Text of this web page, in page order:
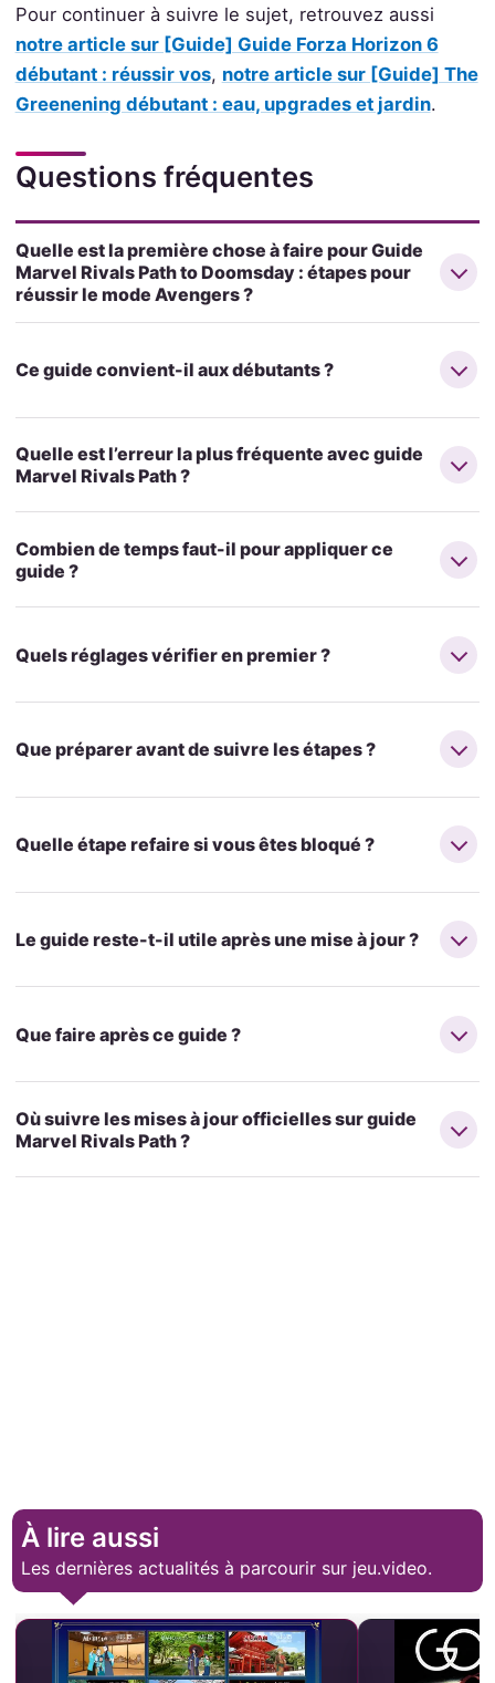
Pour continuer à suivre le sujet, retrouvez aussi
notre article sur [Guide] Guide Forza Horizon 6
débutant : réussir vos, notre article sur [Guide] The
Greenening débutant : eau, upgrades et jardin.
Questions fréquentes
Quelle est la première chose à faire pour Guide
Marvel Rivals Path to Doomsday : étapes pour
réussir le mode Avengers ?
Ce guide convient-il aux débutants ?
Quelle est l’erreur la plus fréquente avec guide
Marvel Rivals Path ?
Combien de temps faut-il pour appliquer ce
guide ?
Quels réglages vérifier en premier ?
Que préparer avant de suivre les étapes ?
Quelle étape refaire si vous êtes bloqué ?
Le guide reste-t-il utile après une mise à jour ?
Que faire après ce guide ?
Où suivre les mises à jour officielles sur guide
Marvel Rivals Path ?
À lire aussi
Les dernières actualités à parcourir sur jeu.video.